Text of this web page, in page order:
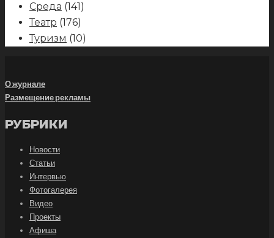
Среда (141)
Театр (176)
Туризм (10)
О журнале
Размещение рекламы
РУБРИКИ
Новости
Статьи
Интервью
Фотогалерея
Видео
Проекты
Афиша